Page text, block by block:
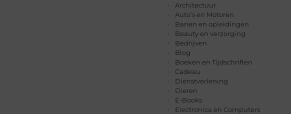
Architectuur
Auto’s en Motoren
Banen en opleidingen
Beauty en verzorging
Bedrijven
Blog
Boeken en Tijdschriften
Cadeau
Dienstverlening
Dieren
E-Books
Electronica en Computers